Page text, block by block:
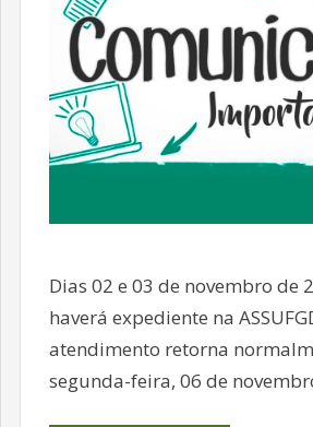
Dias 02 e 03 de novembro de
haverá expediente na
atendimento retorna
segunda-feira, 06 de